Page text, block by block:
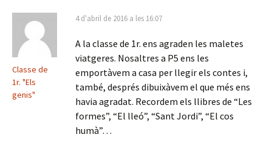
Classe de
1r. "Els
genis"
4 d'abril de 2016 a les 16:07
A la classe de 1r. ens agraden les maletes
viatgeres. Nosaltres a P5 ens les
emportàvem a casa per llegir els contes i,
també, després dibuixàvem el que més ens
havia agradat. Recordem els llibres de “Les
formes”, “El lleó”, “Sant Jordi”, “El cos
humà”…